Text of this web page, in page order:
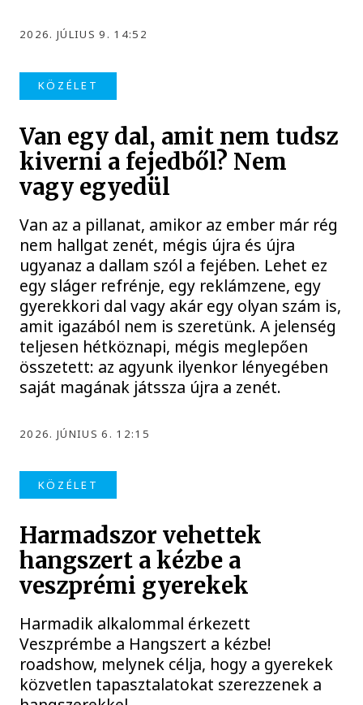
2026. JÚLIUS 9. 14:52
KÖZÉLET
Van egy dal, amit nem tudsz
kiverni a fejedből? Nem
vagy egyedül
Van az a pillanat, amikor az ember már rég
nem hallgat zenét, mégis újra és újra
ugyanaz a dallam szól a fejében. Lehet ez
egy sláger refrénje, egy reklámzene, egy
gyerekkori dal vagy akár egy olyan szám is,
amit igazából nem is szeretünk. A jelenség
teljesen hétköznapi, mégis meglepően
összetett: az agyunk ilyenkor lényegében
saját magának játssza újra a zenét.
2026. JÚNIUS 6. 12:15
KÖZÉLET
Harmadszor vehettek
hangszert a kézbe a
veszprémi gyerekek
Harmadik alkalommal érkezett
Veszprémbe a Hangszert a kézbe!
roadshow, melynek célja, hogy a gyerekek
közvetlen tapasztalatokat szerezzenek a